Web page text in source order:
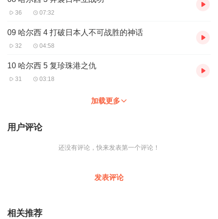
36 07:32
09 哈尔西 4 打破日本人不可战胜的神话
32 04:58
10 哈尔西 5 复珍珠港之仇
31 03:18
加载更多
用户评论
还没有评论，快来发表第一个评论！
发表评论
相关推荐